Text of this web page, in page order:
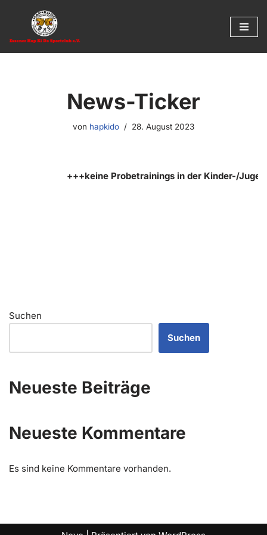
Inhalt
News-Ticker
von hapkido 28. August 2023
+++keine Probetrainings in der Kinder-/
Suchen
Suchen
Neueste Beiträge
Neueste Kommentare
Es sind keine Kommentare vorhanden.